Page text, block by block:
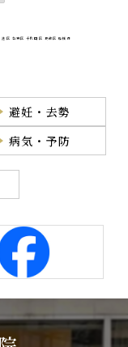
区 台東区 千代田区 葛飾区 船橋市
避妊・去勢
病気・予防